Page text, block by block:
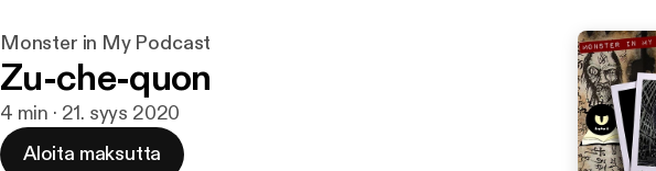
Monster in My Podcast
Zu-che-quon
4 min · 21. syys 2020
Aloita maksutta